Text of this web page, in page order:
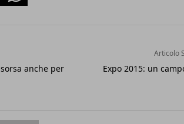
anche per
Articolo
Expo 2015: un